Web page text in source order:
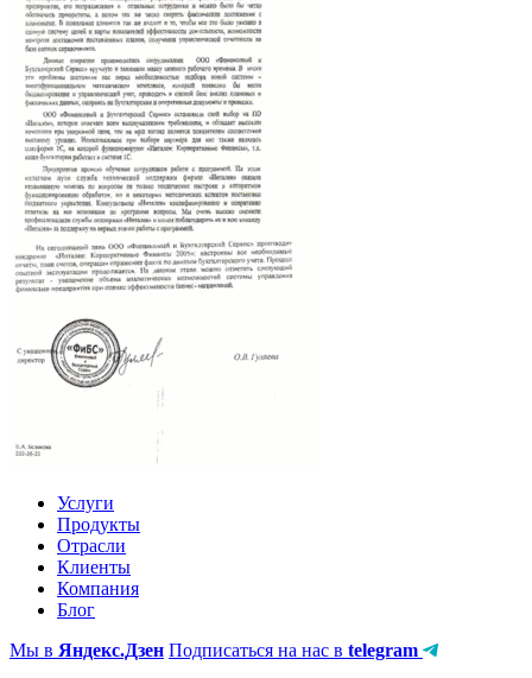
Услуги
Продукты
Отрасли
Клиенты
Компания
Блог
Мы в Яндекс.Дзен Подписаться на нас в telegram